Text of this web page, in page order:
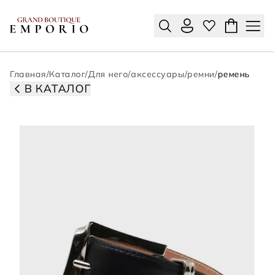
Главная/Каталог/Для него/аксессуары/ремни/ремень
В КАТАЛОГ